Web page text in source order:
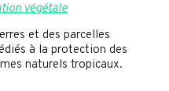
végétale
et des parcelles
à la protection des
naturels tropicaux.